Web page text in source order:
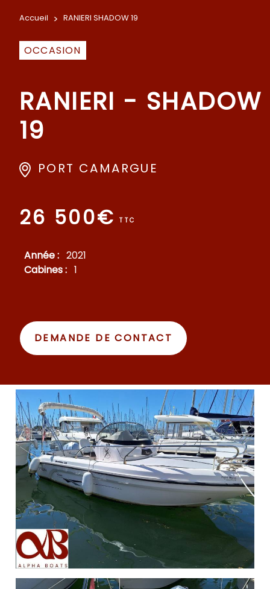
Accueil > RANIERI SHADOW 19
OCCASION
RANIERI - SHADOW
19
PORT CAMARGUE
26 500€ TTC
Année : 2021
Cabines : 1
DEMANDE DE CONTACT